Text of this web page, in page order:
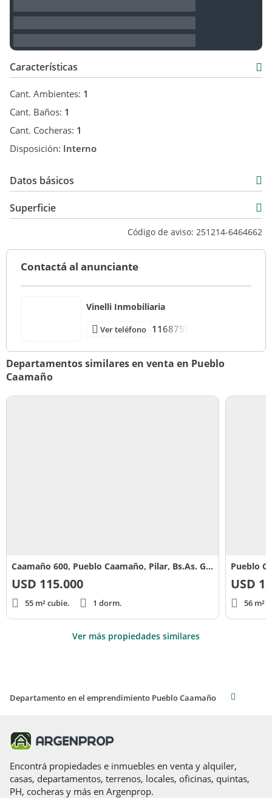
Características
Cant. Ambientes: 1
Cant. Baños: 1
Cant. Cocheras: 1
Disposición: Interno
Datos básicos
Venta
Superficie
Código de aviso: 251214-6464662
Contactá al anunciante
Vinelli Inmobiliaria
Ver teléfono 1168755
Departamentos similares en venta en Pueblo
Caamaño
Caamaño 600, Pueblo Caamaño, Pilar, Bs.As. G.B.A. Norte .
USD 115.000
55 m² cubie. 1 dorm.
Pueblo
USD
56 m²
Ver más propiedades similares
Departamento en el emprendimiento Pueblo Caamaño
Encontrá propiedades e inmuebles en venta y alquiler,
casas, departamentos, terrenos, locales, oficinas, quintas,
PH, cocheras y más en Argenprop.